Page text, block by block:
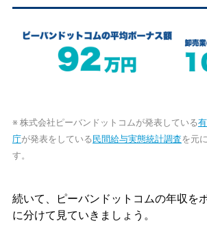
※ 株式会社ピーバンドットコムが発表している
庁が発表をしている 民間給与実態統計調査を元
す。
続いて、ピーバンドットコムの年収を
に分けて見ていきましょう。